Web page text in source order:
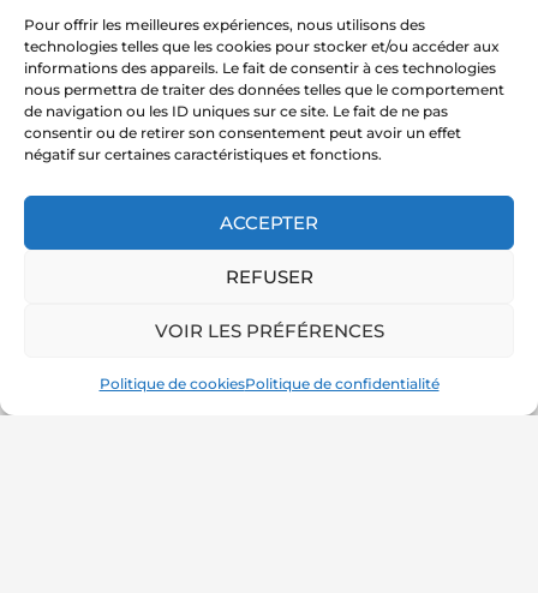
Pour offrir les meilleures expériences, nous utilisons des
technologies telles que les cookies pour stocker et/ou accéder aux
informations des appareils. Le fait de consentir à ces technologies
nous permettra de traiter des données telles que le comportement
de navigation ou les ID uniques sur ce site. Le fait de ne pas
consentir ou de retirer son consentement peut avoir un effet
négatif sur certaines caractéristiques et fonctions.
ACCEPTER
REFUSER
VOIR LES PRÉFÉRENCES
Politique de cookiesPolitique de confidentialité